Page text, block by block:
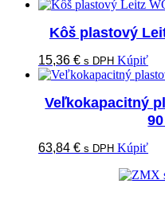
Kôš plastový
15,36 € s DPH Kúpiť
Veľkokapacitný
63,84 € s DPH Kúpiť